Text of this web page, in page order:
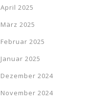
April 2025
März 2025
Februar 2025
Januar 2025
Dezember 2024
November 2024